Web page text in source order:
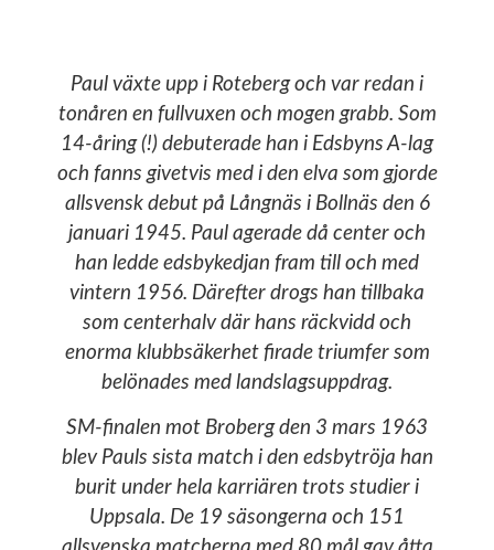
Paul växte upp i Roteberg och var redan i
tonåren en fullvuxen och mogen grabb. Som
14-åring (!) debuterade han i Edsbyns A-lag
och fanns givetvis med i den elva som gjorde
allsvensk debut på Långnäs i Bollnäs den 6
januari 1945. Paul agerade då center och
han ledde edsbykedjan fram till och med
vintern 1956. Därefter drogs han tillbaka
som centerhalv där hans räckvidd och
enorma klubbsäkerhet firade triumfer som
belönades med landslagsuppdrag.
SM-finalen mot Broberg den 3 mars 1963
blev Pauls sista match i den edsbytröja han
burit under hela karriären trots studier i
Uppsala. De 19 säsongerna och 151